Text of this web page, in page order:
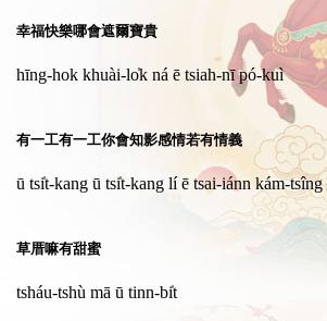
幸福快樂哪會遮爾寶貴
hīng-hok khuài-lo̍k ná ē tsiah-nī pó-kuì
有一工有一工你會知影感情若有情義
ū tsi̍t-kang ū tsi̍t-kang lí ē tsai-iánn kám-
草厝嘛有甜蜜
tsháu-tshù mā ū tinn-bi̍t